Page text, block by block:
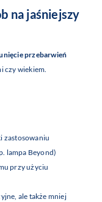
na jaśniejszy
przebarwień
czy wiekiem.
zastosowaniu
lampa Beyond)
przy użyciu
ale także mniej